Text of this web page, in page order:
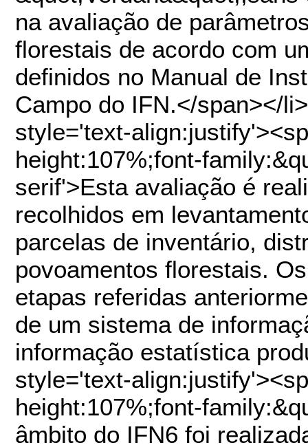
na avaliação de
florestais de acordo com
definidos no Manual de
Campo do IFN.</span></
style='text-
height:107%;font-
serif'>Esta avaliação é
recolhidos em
parcelas de inventário,
povoamentos florestais.
etapas referidas
de um sistema de
informação estatística
style='text-
height:107%;font-
âmbito do IFN6 foi